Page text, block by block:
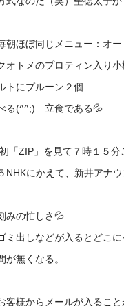
朝ほぼ同じメニュー：オ
オトメのプロティン入り
トにプルーン２個
る(^^;) 立食である💦
「ZIP」を見て７時１５分
NHKにかえて、新井アナ
みの忙しさ💦
ミ出しなどが入るとどこ
が無くなる。
客様からメールが入るこ